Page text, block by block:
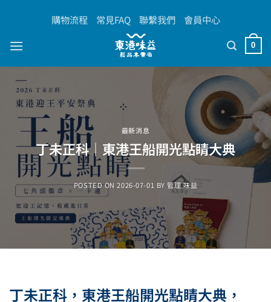
content
購物流程 常見FAQ 聯繫我們 會員中心
0
最新消息
丁未正科｜東港王船開光點睛大典
POSTED ON2026-07-01 BY 管理 味益
丁未正科，東港王船開光點睛大典，